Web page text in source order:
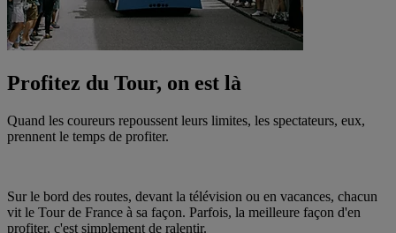
Profitez du Tour, on est là
Quand les coureurs repoussent leurs limites, les spectateurs, eux,
prennent le temps de profiter.
Sur le bord des routes, devant la télévision ou en vacances, chacun
vit le Tour de France à sa façon. Parfois, la meilleure façon d'en
profiter, c'est simplement de ralentir.